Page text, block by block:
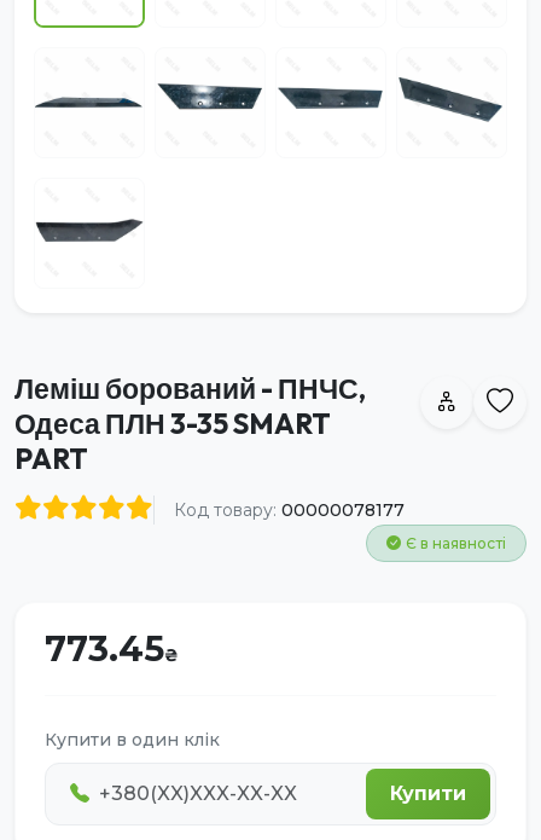
Леміш борований - ПНЧС,
Одеса ПЛН 3-35 SMART
PART
Код товару: 00000078177
Є в наявності
773.45
Купити в один клік
Купити